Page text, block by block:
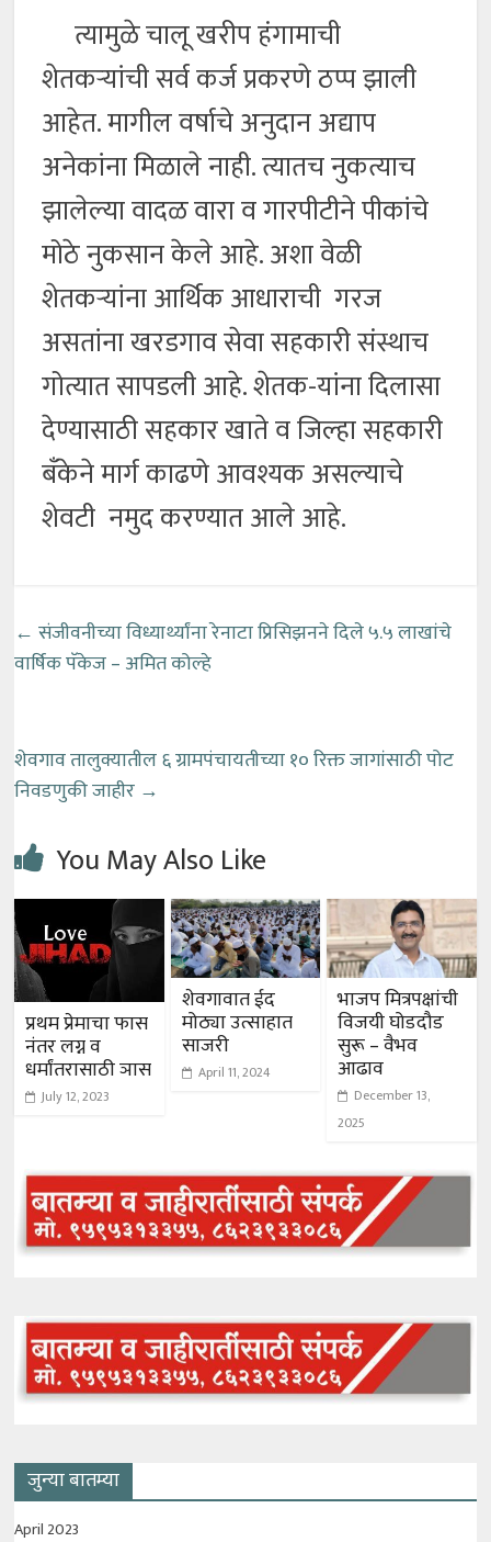
त्यामुळे चालू खरीप हंगामाची
शेतकऱ्यांची सर्व कर्ज प्रकरणे ठप्प झाली
आहेत. मागील वर्षाचे अनुदान अद्याप
अनेकांना मिळाले नाही. त्यातच नुकत्याच
झालेल्या वादळ वारा व गारपीटीने पीकांचे
मोठे नुकसान केले आहे. अशा वेळी
शेतकर्‍यांना आर्थिक आधाराची गरज
असतांना खरडगाव सेवा सहकारी संस्थाच
गोत्यात सापडली आहे. शेतक-यांना दिलासा
देण्यासाठी सहकार खाते व जिल्हा सहकारी
बँकेने मार्ग काढणे आवश्यक असल्याचे
शेवटी नमुद करण्यात आले आहे.
← संजीवनीच्या विध्यार्थ्यांना रेनाटा प्रिसिझनने दिले ५.५ लाखांचे
वार्षिक पॅकेज – अमित कोल्हे
शेवगाव तालुक्यातील ६ ग्रामपंचायतीच्या १० रिक्त जागांसाठी पोट
निवडणुकी जाहीर →
You May Also Like
प्रथम प्रेमाचा फास
नंतर लग्न व
धर्मांतरासाठी ञास
July 12, 2023
शेवगावात ईद
मोठ्या उत्साहात
साजरी
April 11, 2024
भाजप मित्रपक्षांची
विजयी घोडदौड
सुरू – वैभव
आढाव
December 13,
2025
जुन्या बातम्या
April 2023